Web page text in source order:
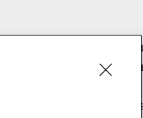
цвет, который
и не оставляет
будут хорошо